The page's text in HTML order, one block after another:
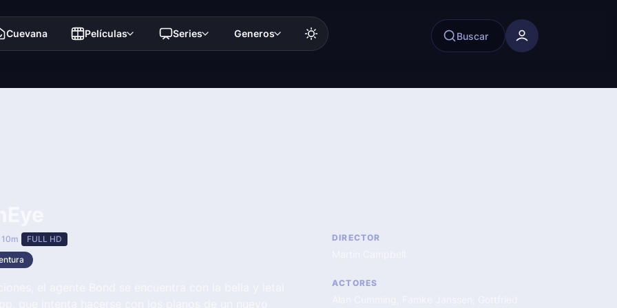
Cuevana Películas Series Generos Buscar
10m
FULL HD
DIRECTOR
ACTORES